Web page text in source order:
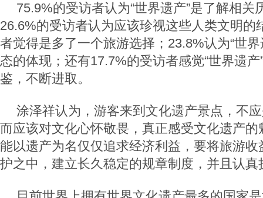
75.9%的受访者认为“世界遗产”是了解相关
26.6%的受访者认为应该珍视这些人类文明的
者觉得是多了一个旅游选择；23.8%认为“世
态的体现；还有17.7%的受访者感觉“世界遗
鉴，不断进取。
涂泽祥认为，游客来到文化遗产景点，不
而应该对文化心怀敬畏，真正感受文化遗产
能以遗产为名仅仅追求经济利益，要将旅游
护之中，建立长久稳定的规章制度，并且认真